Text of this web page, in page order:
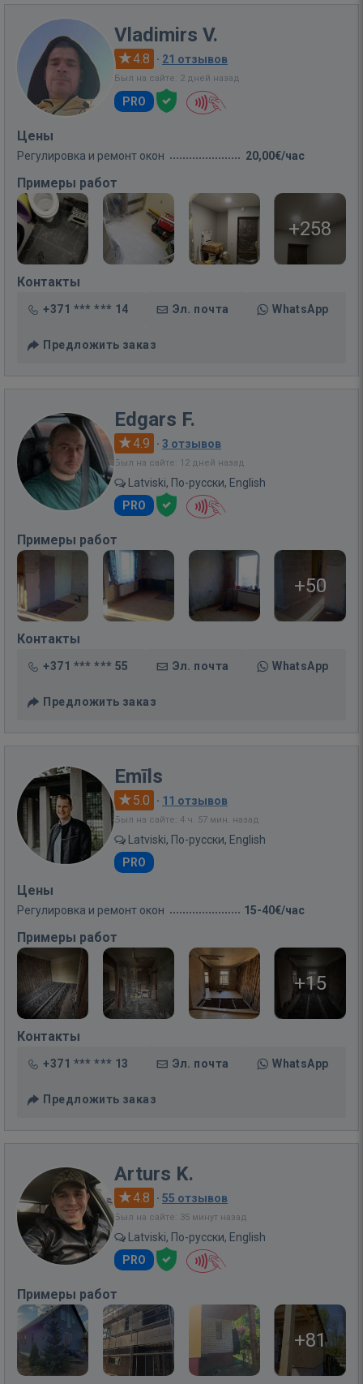
Vladimirs V.
4.8 · 21 отзывов
Был на сайте: 2 дней назад
PRO
Цены
Регулировка и ремонт окон 20,00€/час
Примеры работ
+258
Контакты
+371 *** *** 14 Эл. почта WhatsApp
Предложить заказ
Edgars F.
4.9 · 3 отзывов
Был на сайте: 12 дней назад
Latviski, По-русски, English
PRO
Примеры работ
+50
Контакты
+371 *** *** 55 Эл. почта WhatsApp
Предложить заказ
Emīls
5.0 · 11 отзывов
Был на сайте: 4 ч. 57 мин. назад
Latviski, По-русски, English
PRO
Цены
Регулировка и ремонт окон 15-40€/час
Примеры работ
+15
Контакты
+371 *** *** 13 Эл. почта WhatsApp
Предложить заказ
Arturs K.
4.8 · 55 отзывов
Был на сайте: 35 минут назад
Latviski, По-русски, English
PRO
Примеры работ
+81